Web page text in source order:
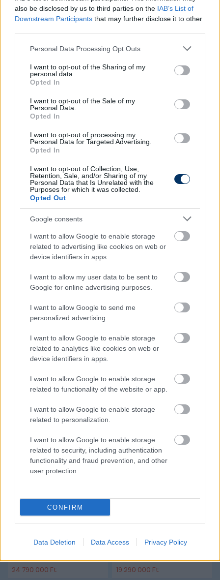
also be disclosed by us to third parties on the IAB’s List of
Downstream Participants that may further disclose it to other
Please note that this website/app uses one or more Google
not limited to your visit or usage behaviour. You may click to
grant or deny consent to Google and its third-party tags to
use your data for below specified purposes in below Google
consent section.
Personal Data Processing Opt Outs
I want to opt-out of the Sharing of my
personal data.
Opted In
I want to opt-out of the Sale of my
Personal Data.
Opted In
I want to opt-out of processing my
Personal Data for Targeted Advertising.
Opted In
I want to opt-out of Collection, Use,
Retention, Sale, and/or Sharing of my
Personal Data that Is Unrelated with the
Purposes for which it was collected.
Opted Out
Google consents
I want to allow Google to enable storage
related to advertising like cookies on web or
device identifiers in apps.
I want to allow my user data to be sent to
Google for online advertising purposes.
I want to allow Google to send me
personalized advertising.
I want to allow Google to enable storage
related to analytics like cookies on web or
device identifiers in apps.
I want to allow Google to enable storage
related to functionality of the website or app.
I want to allow Google to enable storage
related to personalization.
I want to allow Google to enable storage
related to security, including authentication
functionality and fraud prevention, and other
user protection.
CONFIRM
Data Deletion Data Access Privacy Policy
Borbély: "Látványosan idegesek
voltunk"; Révész: "A keret 50
százaléka nem alkalmas az NB I-re" -
edzői értékelések
Az NB I 32. fordulójának szombati játéknapján három
vezetőedzők.
Link másolása
#ROMÁN FOCI
#CSÍKSZEREDA
Autópiac
Volvo Xc60
Szín: Ezüst (metál)
24 790 000 Ft
Ford Tourneo
Szín:
19 290 000 Ft